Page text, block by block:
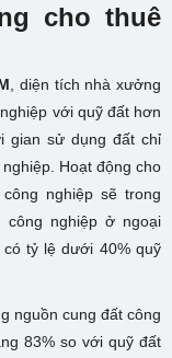
cho thuê
, diện tích nhà xưởng
với quỹ đất hơn
gian sử dụng đất chỉ
Hoạt động cho
nghiệp sẽ trong
công nghiệp ở ngoại
tỷ lệ dưới 40% quỹ
nguồn cung đất công
83% so với quỹ đất